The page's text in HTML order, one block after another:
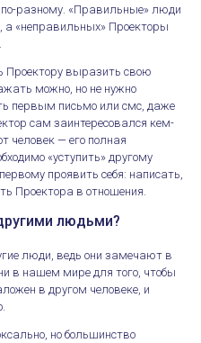
разному. «Правильные» люди
а «неправильных» Проекторы
Проектору выразить свою
можно, но не нужно
первым письмо или смс, даже
сам заинтересовался кем-
человек — его полная
«уступить» другому
проявить себя: написать,
Проектора в отношения.
людьми?
люди, ведь они замечают в
в нашем мире для того, чтобы
в другом человеке, и
но большинство